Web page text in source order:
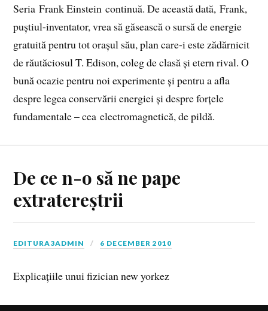
Seria Frank Einstein continuă. De această dată, Frank,
puștiul-inventator, vrea să găsească o sursă de energie
gratuită pentru tot orașul său, plan care-i este zădărnicit
de răutăciosul T. Edison, coleg de clasă și etern rival. O
bună ocazie pentru noi experimente și pentru a afla
despre legea conservării energiei și despre forțele
fundamentale – cea electromagnetică, de pildă.
De ce n-o să ne pape
extratereștrii
EDITURA3ADMIN 6 DECEMBER 2010
Explicațiile unui fizician new yorkez